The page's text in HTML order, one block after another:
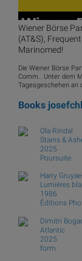
Wiener Börse
(AT&S),
Marinomed!
Die Wiener Börse
Comm.. Unter dem
Tagesgeschehen an
Books
Ola Rindal
Stains &
2025
Poursuite
Harry
Lumières
1986
Éditions
Dimitri
Atlantic
2025
form.